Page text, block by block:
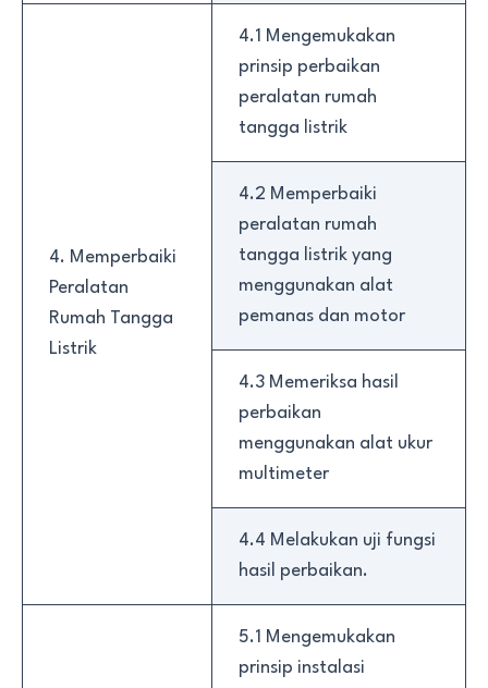
4. Memperbaiki
Peralatan
Rumah Tangga
Listrik
4.1 Mengemukakan
prinsip perbaikan
peralatan rumah
tangga listrik
4.2 Memperbaiki
peralatan rumah
tangga listrik yang
menggunakan alat
pemanas dan motor
4.3 Memeriksa hasil
perbaikan
menggunakan alat ukur
multimeter
4.4 Melakukan uji fungsi
hasil perbaikan.
5.1 Mengemukakan
prinsip instalasi